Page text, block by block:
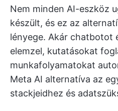
Nem minden AI-eszköz
készült, és ez az
lényege. Akár chatbotot
elemzel, kutatásokat
munkafolyamatokat
Meta AI alternatíva az
stackjeidhez és